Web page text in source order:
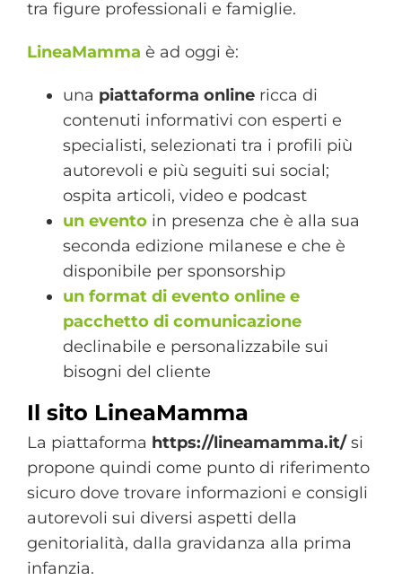
tra figure professionali e famiglie.
LineaMamma è ad oggi è:
una piattaforma online ricca di
contenuti informativi con esperti e
specialisti, selezionati tra i profili più
autorevoli e più seguiti sui social;
ospita articoli, video e podcast
un evento in presenza che è alla sua
seconda edizione milanese e che è
disponibile per sponsorship
un format di evento online e
pacchetto di comunicazione
declinabile e personalizzabile sui
bisogni del cliente
Il sito LineaMamma
La piattaforma https://lineamamma.it/si
propone quindi come punto di riferimento
sicuro dove trovare informazioni e consigli
autorevoli sui diversi aspetti della
genitorialità, dalla gravidanza alla prima
infanzia.